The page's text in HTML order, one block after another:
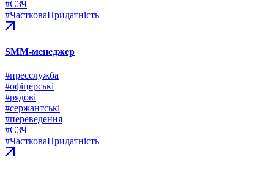
#СЗЧ
#ЧастковаПридатність
SMM-менеджер
#пресслужба
#офіцерські
#рядові
#сержантські
#переведення
#СЗЧ
#ЧастковаПридатність